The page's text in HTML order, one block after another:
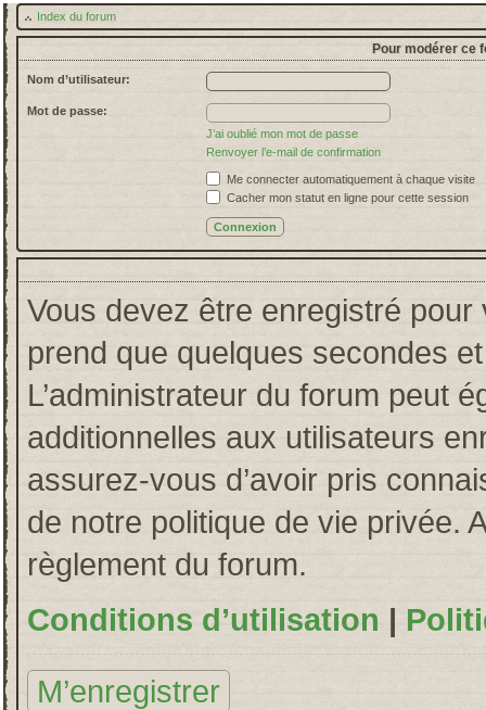
Index du forum
Pour modérer ce
Nom d’utilisateur:
Mot de passe:
J’ai oublié mon mot de passe
Renvoyer l’e-mail de confirmation
Me connecter automatiquement à chaque visite
Cacher mon statut en ligne pour cette session
Vous devez être enregistré pour
prend que quelques secondes
L’administrateur du forum peut
additionnelles aux utilisateurs
assurez-vous d’avoir pris
de notre politique de vie privée.
règlement du forum.
Conditions d’utilisation |
M’enregistrer